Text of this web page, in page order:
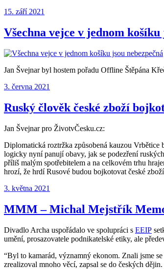
Publikováno:
15. září 2021
Všechna vejce v jednom košíku
Jan Švejnar byl hostem pořadu Offline Štěpána
Publikováno:
3. června 2021
Ruský člověk české zboží
Jan Švejnar pro ŽivotvČesku.cz:
Diplomatická roztržka způsobená kauzou Vrbětice
logicky nyní panují obavy, jak se podezření
příliš malým spotřebitelem a na celkovém trhu
hrozí, že hrdí Rusové budou bojkotovat české
Publikováno:
3. května 2021
MMM – Michal Mejstřík
Divadlo Archa uspořádalo ve spolupráci s EEIP
umění, prosazovatele podnikatelské etiky, ale
“Byl to kamarád, významný ekonom. Znali jsme
zrealizoval mnoho věcí, zapsal se do českých